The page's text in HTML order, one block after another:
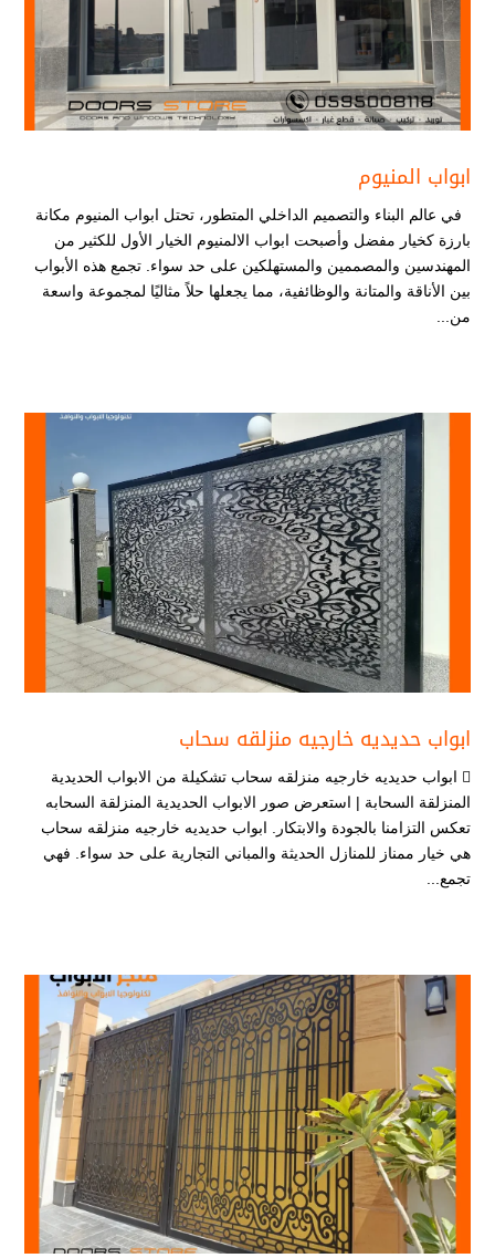
ابواب المنيوم
في عالم البناء والتصميم الداخلي المتطور، تحتل ابواب المنيوم مكانة
بارزة كخيار مفضل وأصبحت ابواب الالمنيوم الخيار الأول للكثير من
المهندسين والمصممين والمستهلكين على حد سواء. تجمع هذه الأبواب
بين الأناقة والمتانة والوظائفية، مما يجعلها حلاً مثاليًا لمجموعة واسعة
من...
ابواب حديديه خارجيه منزلقه سحاب
 ابواب حديديه خارجيه منزلقه سحاب تشكيلة من الابواب الحديدية
المنزلقة السحابة | استعرض صور الابواب الحديدية المنزلقة السحابه
تعكس التزامنا بالجودة والابتكار. ابواب حديديه خارجيه منزلقه سحاب
هي خيار ممناز للمنازل الحديثة والمباني التجارية على حد سواء. فهي
تجمع...